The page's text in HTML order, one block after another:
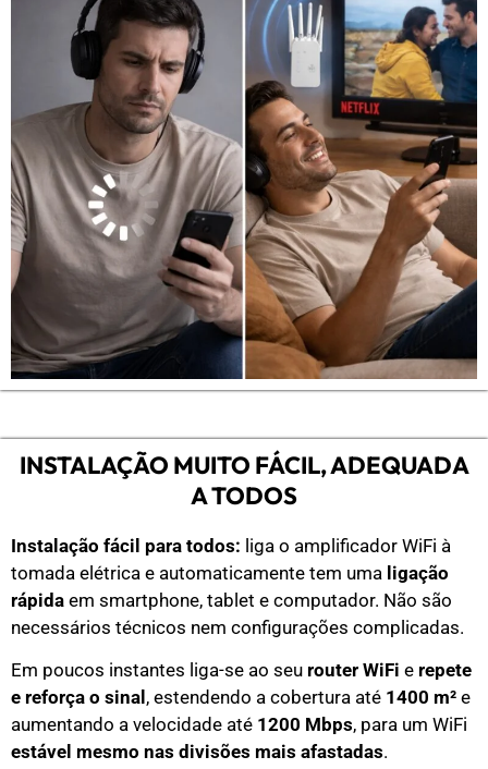
INSTALAÇÃO MUITO FÁCIL, ADEQUADA
A TODOS
Instalação fácil para todos: liga o amplificador WiFi à
tomada elétrica e automaticamente tem uma ligação
rápida em smartphone, tablet e computador. Não são
necessários técnicos nem configurações complicadas.
Em poucos instantes liga-se ao seu router WiFi e repete
e reforça o sinal , estendendo a cobertura até 1400 m² e
aumentando a velocidade até 1200 Mbps, para um WiFi
estável mesmo nas divisões mais afastadas.